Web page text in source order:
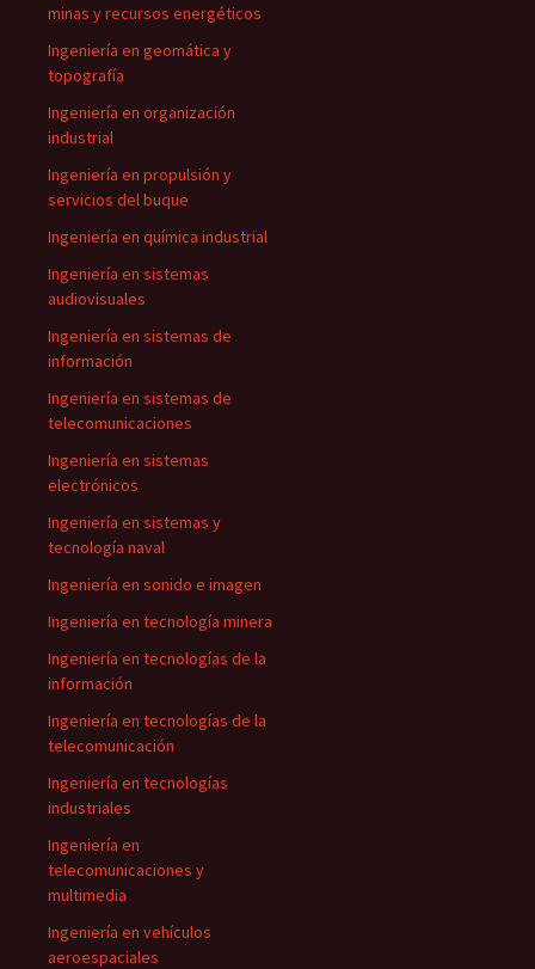
minas y recursos energéticos
Ingeniería en geomática y
topografía
Ingeniería en organización
industrial
Ingeniería en propulsión y
servicios del buque
Ingeniería en química industrial
Ingeniería en sistemas
audiovisuales
Ingeniería en sistemas de
información
Ingeniería en sistemas de
telecomunicaciones
Ingeniería en sistemas
electrónicos
Ingeniería en sistemas y
tecnología naval
Ingeniería en sonido e imagen
Ingeniería en tecnología minera
Ingeniería en tecnologías de la
información
Ingeniería en tecnologías de la
telecomunicación
Ingeniería en tecnologías
industriales
Ingeniería en
telecomunicaciones y
multimedia
Ingeniería en vehículos
aeroespaciales